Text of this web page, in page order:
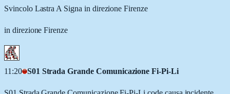
Svincolo Lastra A Signa in direzione Firenze
in direzione Firenze
11:20 S01 Strada Grande Comunicazione Fi-Pi-Li